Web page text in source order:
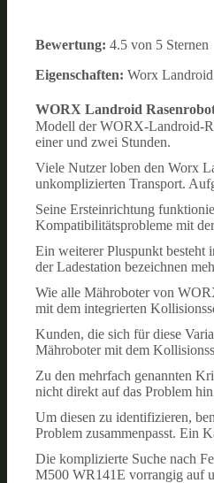
Bewertung: 4.5 von 5 Sternen
Eigenschaften: Worx
WORX Landroid
Modell der WORX-Landroid-
einer und zwei Stunden.
Viele Nutzer loben den Worx
unkomplizierten Transport.
Seine Ersteinrichtung
Kompatibilitätsprobleme mit
Ein weiterer Pluspunkt besteht
der Ladestation bezeichnen
Wie alle Mähroboter von
mit dem integrierten
Kunden, die sich für diese
Mähroboter mit dem
Zu den mehrfach genannten
nicht direkt auf das Problem
Um diesen zu identifizieren,
Problem zusammenpasst. Ein
Die komplizierte Suche nach
M500 WR141E vorrangig auf